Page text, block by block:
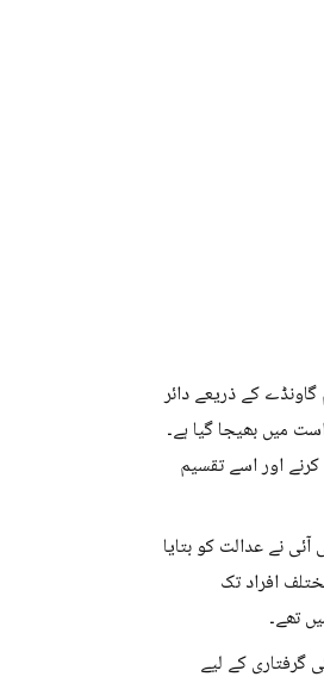
گاونڈے کے ذریعے دائر
تفتیش کے بعد 9 جون تک عدالتی حراست میں بھیجا گیا ہے۔
اور اسے تقسیم
نے عدالت کو بتایا
افراد تک
تھے۔
گرفتاری کے لیے